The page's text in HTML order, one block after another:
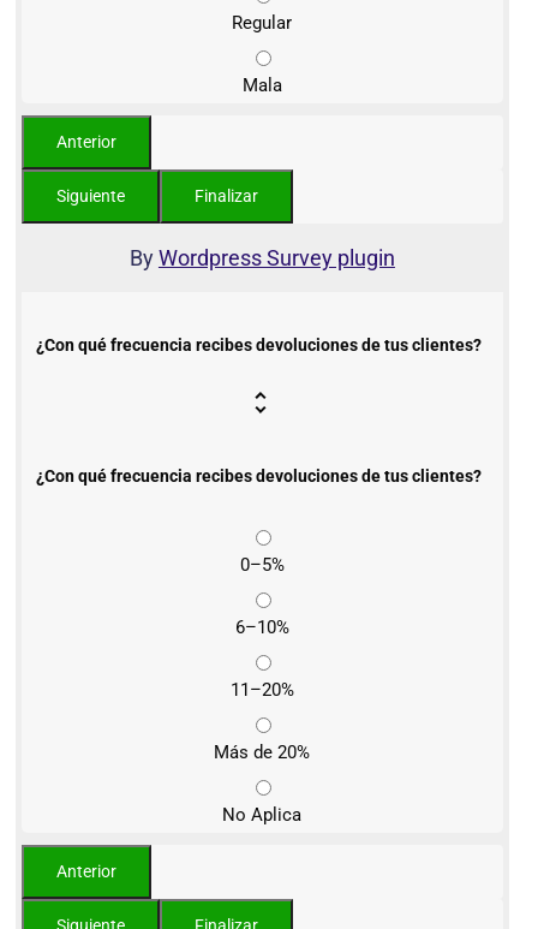
Regular
Mala
ByWordpress Survey plugin
¿Con qué frecuencia recibes devoluciones de tus clientes?
¿Con qué frecuencia recibes devoluciones de tus clientes?
0–5%
6–10%
11–20%
Más de 20%
No Aplica